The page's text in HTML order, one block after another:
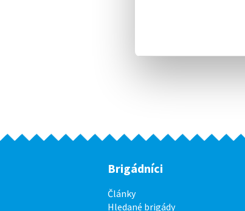
Brigádníci
Články
Hledané brigády